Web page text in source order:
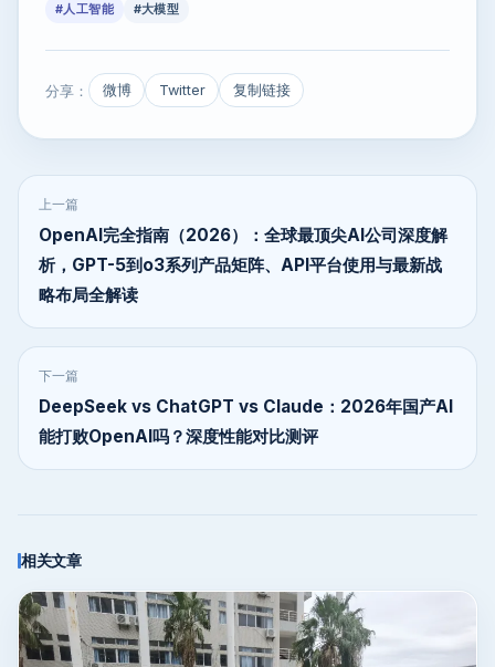
#人工智能
#大模型
分享： 微博 Twitter 复制链接
上一篇
OpenAI完全指南（2026）：全球最顶尖AI公司深度解
析，GPT-5到o3系列产品矩阵、API平台使用与最新战
略布局全解读
下一篇
DeepSeek vs ChatGPT vs Claude：2026年国产AI
能打败OpenAI吗？深度性能对比测评
相关文章